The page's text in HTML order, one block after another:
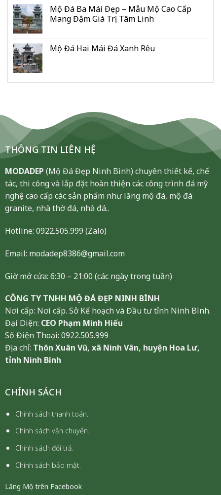
Mộ Đá Ba Mái Đẹp – Mẫu Mộ Cao Cấp
Mang Đậm Giá Trị Tâm Linh
Mộ Đá Hai Mái Đá Xanh Rêu
THÔNG TIN LIÊN HỆ
MODADEP (Mộ Đá Đẹp Ninh Bình) chuyên thiết kế, chế
tác, thi công và lắp đặt hoàn thiện các công trình đá mỹ
nghệ cao cấp các sản phẩm như lăng mộ đá, mộ đá
granite, nhà thờ đá, nhà đá..
Hotline: 0922.505.999 (Zalo)
Email: modadep8386@gmail.com
Giờ mở cửa: 6:30 – 21:00 (các ngày trong tuần)
CÔNG TY TNHH MỘ ĐÁ ĐẸP NINH BÌNH
Nơi cấp: Nơi cấp. Sở Kế hoạch và Đầu tư tỉnh Ninh Bình.
Đại Diện: CEO Phạm Minh Hiếu
Số Điện Thoại: 0922.505.999
Địa chỉ: Thôn Xuân Vũ, xã Ninh Vân, huyện Hoa Lư,
tỉnh Ninh Bình
CHÍNH SÁCH
Chính sách thanh toán.
Chính sách vận chuyển.
Chính sách đổi trả.
Chính sách bảo mật.
Lăng Mộ trên Facebook